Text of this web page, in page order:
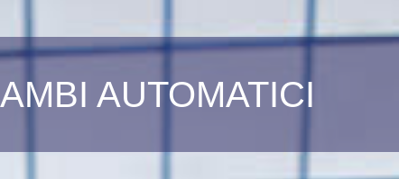
AUTOMATICI